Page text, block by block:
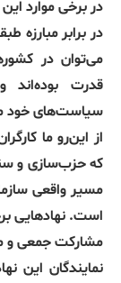
در برخی موارد
در برابر مبارزه
می‌توان در
قدرت بوده‌اند
سیاست‌های خود
از این‌رو ما
که حزب‌سازی و
مسیر واقعی
است. نهادهایی
مشارکت جمعی و
نمایندگان این